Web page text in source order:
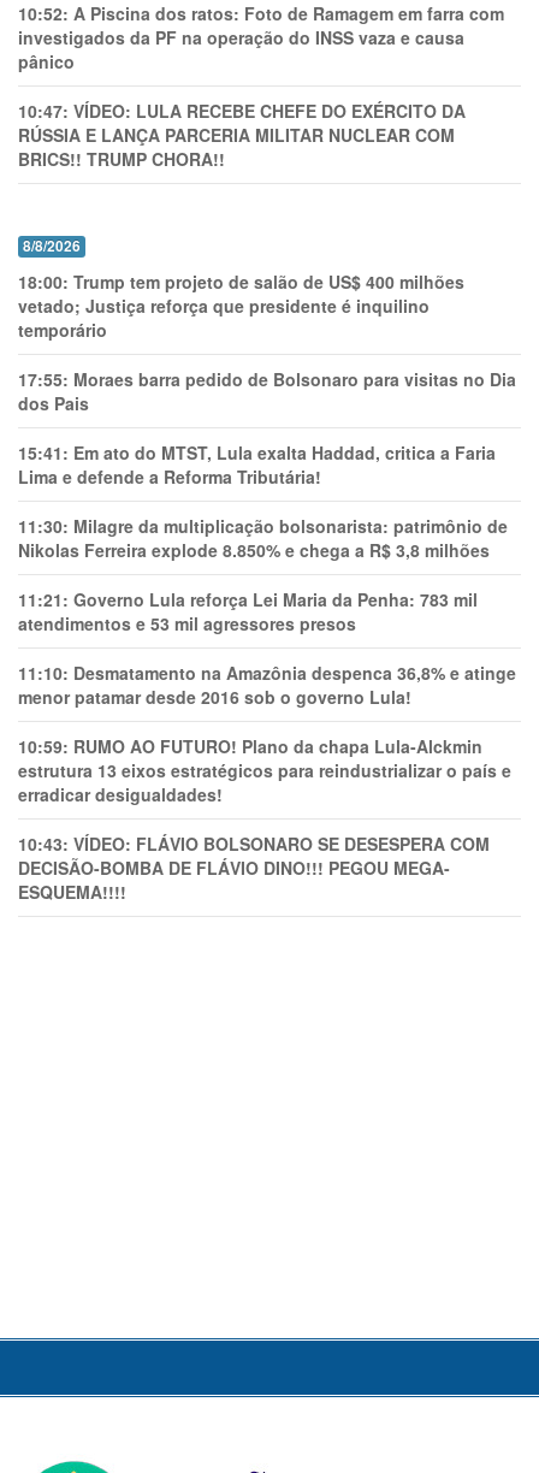
10:52: A Piscina dos ratos: Foto de Ramagem em farra com
investigados da PF na operação do INSS vaza e causa
pânico
10:47: VÍDEO: LULA RECEBE CHEFE DO EXÉRCITO DA
RÚSSIA E LANÇA PARCERIA MILITAR NUCLEAR COM
BRICS!! TRUMP CHORA!!
8/8/2026
18:00: Trump tem projeto de salão de US$ 400 milhões
vetado; Justiça reforça que presidente é inquilino
temporário
17:55: Moraes barra pedido de Bolsonaro para visitas no Dia
dos Pais
15:41: Em ato do MTST, Lula exalta Haddad, critica a Faria
Lima e defende a Reforma Tributária!
11:30: Milagre da multiplicação bolsonarista: patrimônio de
Nikolas Ferreira explode 8.850% e chega a R$ 3,8 milhões
11:21: Governo Lula reforça Lei Maria da Penha: 783 mil
atendimentos e 53 mil agressores presos
11:10: Desmatamento na Amazônia despenca 36,8% e atinge
menor patamar desde 2016 sob o governo Lula!
10:59: RUMO AO FUTURO! Plano da chapa Lula-Alckmin
estrutura 13 eixos estratégicos para reindustrializar o país e
erradicar desigualdades!
10:43: VÍDEO: FLÁVIO BOLSONARO SE DESESPERA COM
DECISÃO-BOMBA DE FLÁVIO DINO!!! PEGOU MEGA-
ESQUEMA!!!!